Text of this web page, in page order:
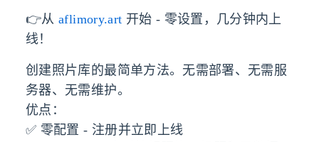
👉从aflimory.art 开始 - 零设置，几分钟内上
线！
创建照片库的最简单方法。无需部署、无需服
务器、无需维护。
优点：
✅ 零配置 - 注册并立即上线